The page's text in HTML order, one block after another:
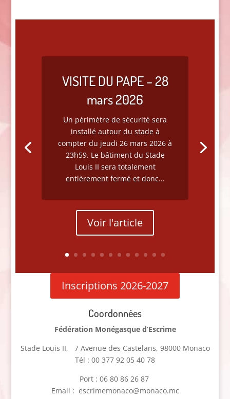
VISITE DU PAPE – 28
mars 2026
Un périmètre de sécurité sera
installé autour du stade à
compter du jeudi 26 mars 2026 à
23h59. Le bâtiment du Stade
Louis II sera totalement
entièrement fermé et donc...
Voir l'article
Inscriptions 2026-2027
Coordonnées
Fédération Monégasque d’Escrime
Stade Louis II, 7 Avenue des Castelans, 98000 Monaco
Tél : 00 377 92 05 40 78
Port : 06 80 86 26 87
Email : escrimemonaco@monaco.mc